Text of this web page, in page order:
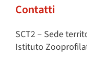
Contatti
SCT2 – Sede
Istituto